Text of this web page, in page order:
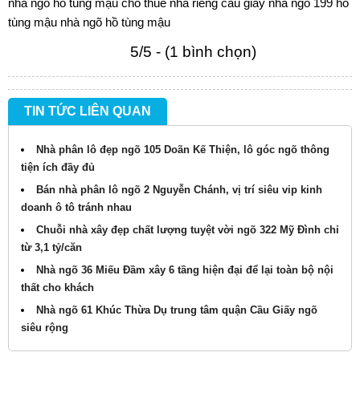
nhà ngõ hồ tùng mậu cho thuê nhà riêng cầu giấy nhà ngõ 199 hồ
tùng mậu nhà ngõ hồ tùng mậu
5/5 - (1 bình chọn)
TIN TỨC LIÊN QUAN
Nhà phân lô đẹp ngõ 105 Doãn Kế Thiện, lô góc ngõ thông
tiện ích đầy đủ
Bán nhà phân lô ngõ 2 Nguyễn Chánh, vị trí siêu vip kinh
doanh ô tô tránh nhau
Chuỗi nhà xây đẹp chất lượng tuyệt vời ngõ 322 Mỹ Đình chỉ
từ 3,1 tỷ/căn
Nhà ngõ 36 Miếu Đầm xây 6 tầng hiện đại để lại toàn bộ nội
thất cho khách
Nhà ngõ 61 Khúc Thừa Dụ trung tâm quận Cầu Giấy ngõ
siêu rộng